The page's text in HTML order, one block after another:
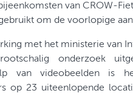
van CROW-
om de voorlopige
met het ministerie van
onderzoek
van videobeelden is
op 23 uiteenlopende